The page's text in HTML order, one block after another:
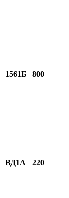
1561Б 800
ВД1А 220